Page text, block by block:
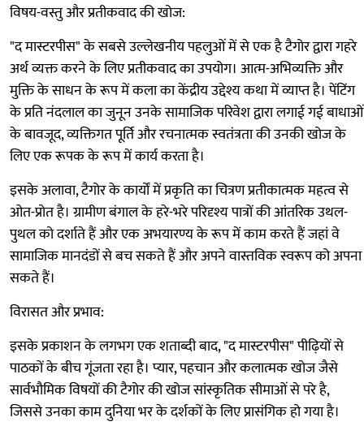
विषय-वस्तु और प्रतीकवाद की खोज:
"द मास्टरपीस" के सबसे उल्लेखनीय पहलुओं में से एक है टैगोर द्वारा गहरे
अर्थ व्यक्त करने के लिए प्रतीकवाद का उपयोग। आत्म-अभिव्यक्ति और
मुक्ति के साधन के रूप में कला का केंद्रीय उद्देश्य कथा में व्याप्त है। पेंटिंग
के प्रति नंदलाल का जुनून उनके सामाजिक परिवेश द्वारा लगाई गई बाधाओं
के बावजूद, व्यक्तिगत पूर्ति और रचनात्मक स्वतंत्रता की उनकी खोज के
लिए एक रूपक के रूप में कार्य करता है।
इसके अलावा, टैगोर के कार्यों में प्रकृति का चित्रण प्रतीकात्मक महत्व से
ओत-प्रोत है। ग्रामीण बंगाल के हरे-भरे परिदृश्य पात्रों की आंतरिक उथल-
पुथल को दर्शाते हैं और एक अभयारण्य के रूप में काम करते हैं जहां वे
सामाजिक मानदंडों से बच सकते हैं और अपने वास्तविक स्वरूप को अपना
सकते हैं।
विरासत और प्रभाव:
इसके प्रकाशन के लगभग एक शताब्दी बाद, "द मास्टरपीस" पीढ़ियों से
पाठकों के बीच गूंजता रहा है। प्यार, पहचान और कलात्मक खोज जैसे
सार्वभौमिक विषयों की टैगोर की खोज सांस्कृतिक सीमाओं से परे है,
जिससे उनका काम दुनिया भर के दर्शकों के लिए प्रासंगिक हो गया है।